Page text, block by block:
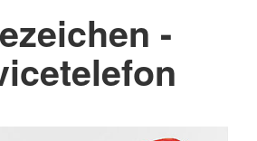
-